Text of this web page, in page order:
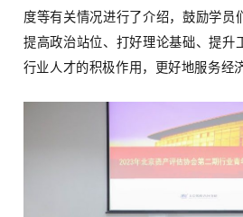
度等有关情况进行了介绍，鼓励学员
提高政治站位、打好理论基础、提升
行业人才的积极作用，更好地服务经